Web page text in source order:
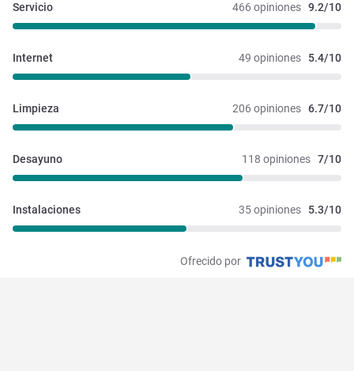
466 opiniones 9.2/10
Servicio
49 opiniones 5.4/10
Internet
206 opiniones 6.7/10
Limpieza
118 opiniones 7/10
Desayuno
35 opiniones 5.3/10
Instalaciones
Ofrecido por